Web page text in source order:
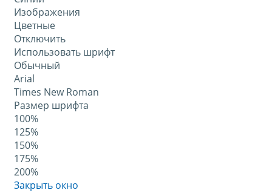
Изображения
Цветные
Отключить
Использовать шрифт
Обычный
Arial
Times New Roman
Размер шрифта
100%
125%
150%
175%
200%
Закрыть окно